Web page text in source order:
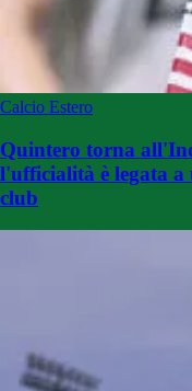
Calcio Estero
Quintero torna
l'ufficialità è legata
club